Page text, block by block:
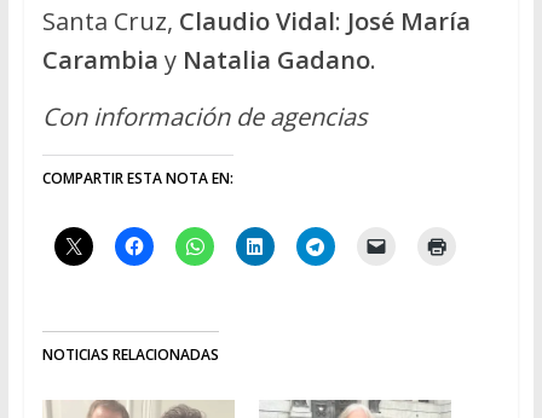
Santa Cruz, Claudio Vidal: José María
Carambia y Natalia Gadano.
Con información de agencias
COMPARTIR ESTA NOTA EN:
NOTICIAS RELACIONADAS